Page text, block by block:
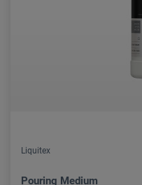
Liquitex
Pouring Medium